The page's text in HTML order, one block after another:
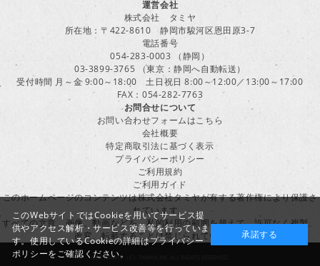
運営会社
株式会社 タミヤ
所在地：〒422-8610 静岡市駿河区恩田原3-7
電話番号
054-283-0003 （静岡）
03-3899-3765 （東京：静岡へ自動転送）
受付時間 月～金 9:00～18:00 土日祝日 8:00～12:00／13:00～17:00
FAX：054-282-7763
お問合せについて
お問い合わせフォームはこちら
会社概要
特定商取引法に基づく表示
プライバシーポリシー
ご利用規約
ご利用ガイド
このホームページのコンテンツは株式会社タミヤが有する著作権により保護さ
れています。
すべての文章、画像、動画などを、私的利用の範囲を超えて、許可なく複製、
改変、転載することは禁じられています。
COPYRIGHT （C）TAMIYA,INC.ALL RIGHTS RESERVED.
このWebサイトではCookieを用いてサービス提
供やアクセス解析・サービス改善等を行っていま
す。使用しているCookieの詳細はプライバシー
ポリシーをご確認ください。
承諾する